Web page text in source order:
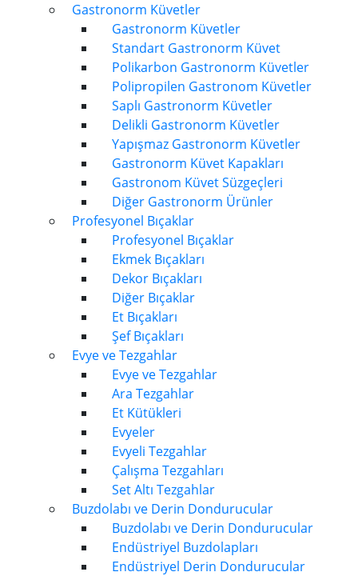
Gastronorm Küvetler
Gastronorm Küvetler
Standart Gastronorm Küvet
Polikarbon Gastronorm Küvetler
Polipropilen Gastronom Küvetler
Saplı Gastronorm Küvetler
Delikli Gastronorm Küvetler
Yapışmaz Gastronorm Küvetler
Gastronorm Küvet Kapakları
Gastronom Küvet Süzgeçleri
Diğer Gastronorm Ürünler
Profesyonel Bıçaklar
Profesyonel Bıçaklar
Ekmek Bıçakları
Dekor Bıçakları
Diğer Bıçaklar
Et Bıçakları
Şef Bıçakları
Evye ve Tezgahlar
Evye ve Tezgahlar
Ara Tezgahlar
Et Kütükleri
Evyeler
Evyeli Tezgahlar
Çalışma Tezgahları
Set Altı Tezgahlar
Buzdolabı ve Derin Dondurucular
Buzdolabı ve Derin Dondurucular
Endüstriyel Buzdolapları
Endüstriyel Derin Dondurucular